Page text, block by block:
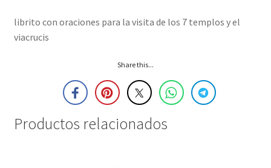
librito con oraciones para la visita de los 7 templos y el
viacrucis
Share this...
Productos relacionados